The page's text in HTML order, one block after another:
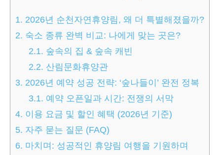
1. 2026년 순천자연휴양림, 왜 더 특별해졌을까?
2. 숙소 종류 완벽 비교: 나에게 맞는 곳은?
2.1. 숲속의 집 & 숲속 캐빈
2.2. 산림문화휴양관
3. 2026년 예약 성공 전략: ‘숲나들이’ 완전 정복
3.1. 예약 오픈일과 시간: 전쟁의 서막
4. 이용 요금 및 할인 혜택 (2026년 기준)
5. 자주 묻는 질문 (FAQ)
6. 마치며: 성공적인 휴양림 여행을 기원하며